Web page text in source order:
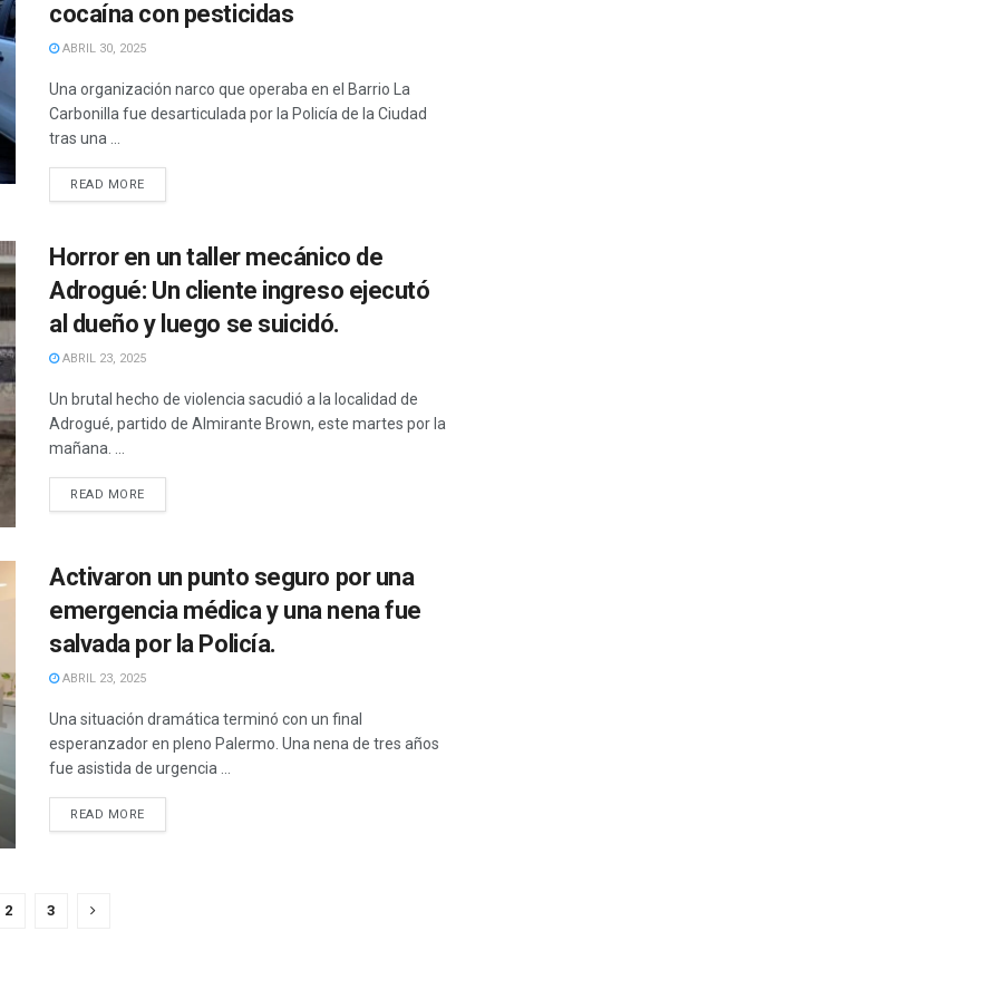
cocaína con pesticidas
ABRIL 30, 2025
Una organización narco que operaba en el Barrio La
Carbonilla fue desarticulada por la Policía de la Ciudad
tras una ...
READ MORE
Horror en un taller mecánico de
Adrogué: Un cliente ingreso ejecutó
al dueño y luego se suicidó.
ABRIL 23, 2025
Un brutal hecho de violencia sacudió a la localidad de
Adrogué, partido de Almirante Brown, este martes por la
mañana. ...
READ MORE
Activaron un punto seguro por una
emergencia médica y una nena fue
salvada por la Policía.
ABRIL 23, 2025
Una situación dramática terminó con un final
esperanzador en pleno Palermo. Una nena de tres años
fue asistida de urgencia ...
READ MORE
2 3